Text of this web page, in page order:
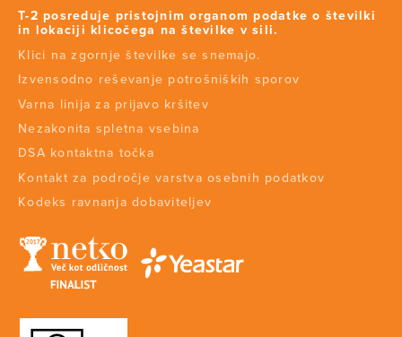
T-2 posreduje pristojnim organom podatke o številki
in lokaciji klicočega na številke v sili.
Klici na zgornje številke se snemajo.
Izvensodno reševanje potrošniških sporov
Varna linija za prijavo kršitev
Nezakonita spletna vsebina
DSA kontaktna točka
Kontakt za področje varstva osebnih podatkov
Kodeks ravnanja dobaviteljev